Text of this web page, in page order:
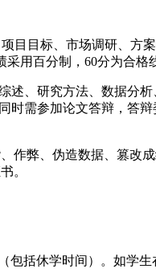
目目标、市场调研、方
用百分制，60分为合格
、研究方法、数据分
需参加论文答辩，答
作弊、伪造数据、篡改
。
括休学时间）。如学